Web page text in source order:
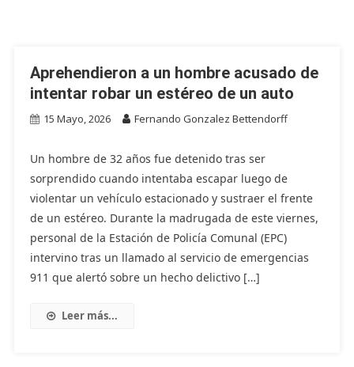
Aprehendieron a un hombre acusado de
intentar robar un estéreo de un auto
15 Mayo, 2026 Fernando Gonzalez Bettendorff
Un hombre de 32 años fue detenido tras ser
sorprendido cuando intentaba escapar luego de
violentar un vehículo estacionado y sustraer el frente
de un estéreo. Durante la madrugada de este viernes,
personal de la Estación de Policía Comunal (EPC)
intervino tras un llamado al servicio de emergencias
911 que alertó sobre un hecho delictivo […]
Leer más...